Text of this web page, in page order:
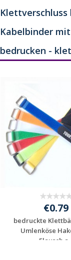
Klettverschluss
Kabelbinder
bedrucken -
€0.79
bedruckte
Umlenköse
Flausch a...